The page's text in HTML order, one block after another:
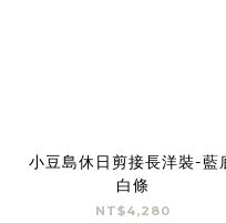
小豆島休日剪接長洋裝-藍
白條
NT$4,280